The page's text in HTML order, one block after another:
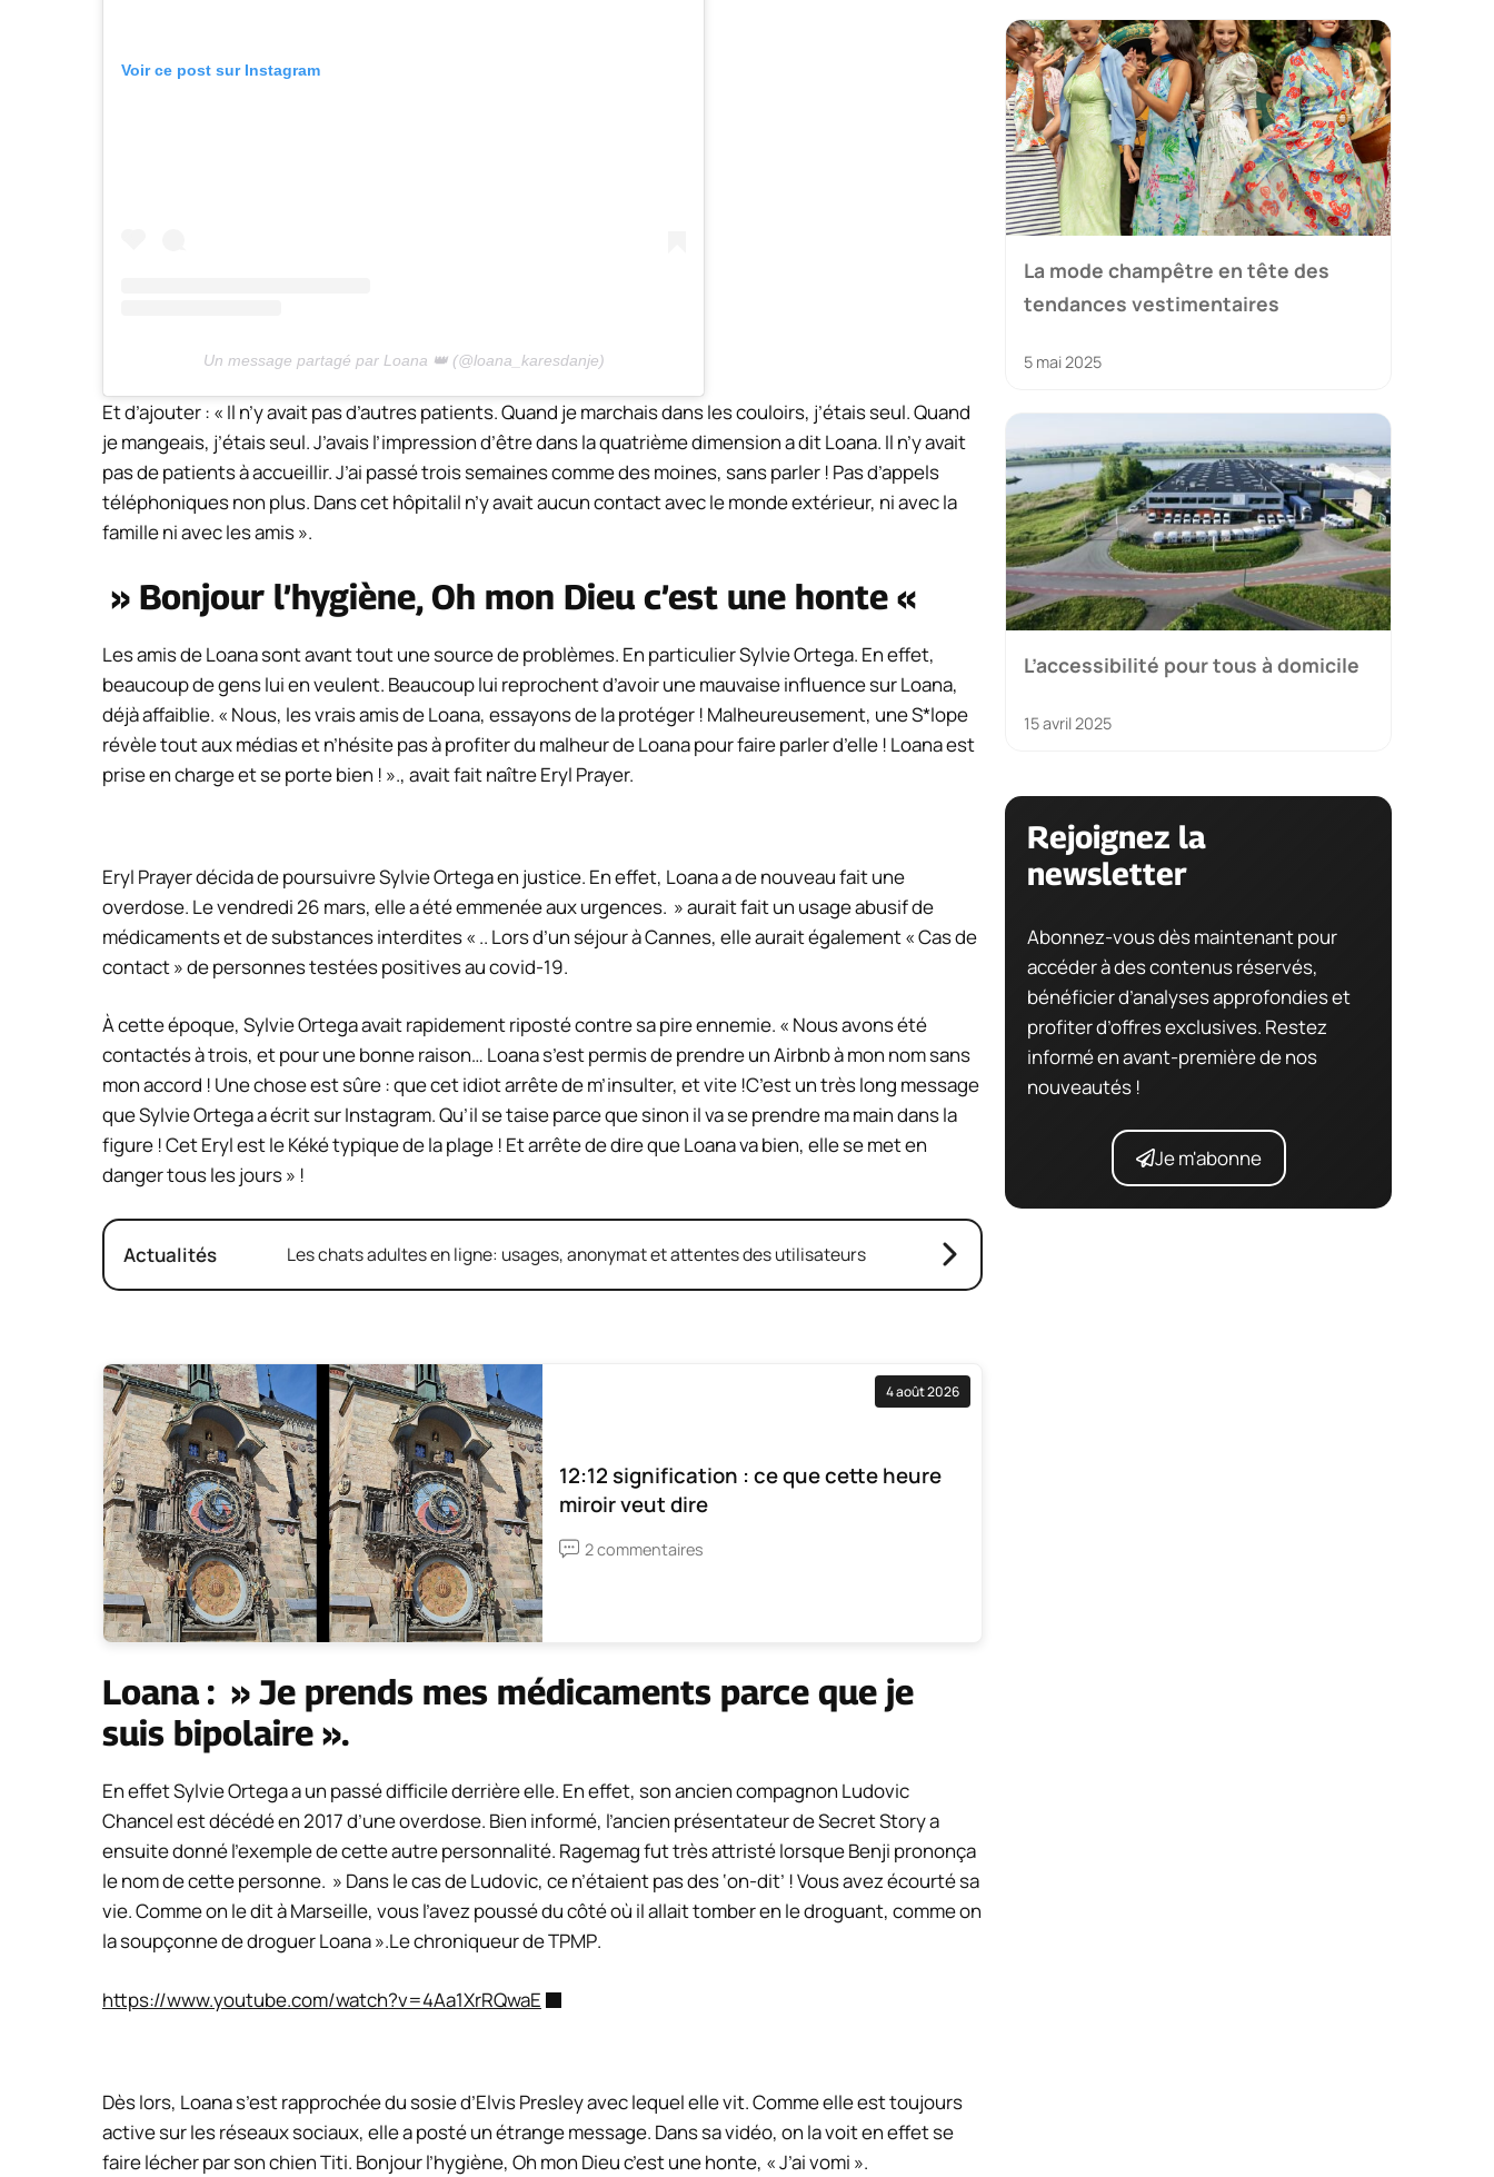
Voir ce post sur Instagram
Un message partagé par Loana 👑 (@loana_karesdanje)
Et d’ajouter : « Il n’y avait pas d’autres patients. Quand je marchais dans les couloirs, j’étais seul. Quand
je mangeais, j’étais seul. J’avais l’impression d’être dans la quatrième dimension a ditLoana. Il n’y avait
pas de patients à accueillir. J’ai passé trois semaines comme des moines, sans parler ! Pas d’appels
téléphoniques non plus. Dans cet hôpitalil n’y avait aucun contact avec le monde extérieur, ni avec la
famille ni avec les amis ».
» Bonjour l’hygiène, Oh mon Dieuc’est une honte «
Les amis de Loana sont avant tout une source de problèmes. En particulierSylvie Ortega. En effet,
beaucoup de gens lui en veulent. Beaucoup lui reprochent d’avoir une mauvaise influence sur Loana,
déjà affaiblie. « Nous, les vrais amis de Loana, essayons de la protéger ! Malheureusement, une S*lope
révèle tout aux médias et n’hésite pas à profiter du malheur de Loana pour faire parler d’elle ! Loana est
prise en charge et se porte bien ! »., avait fait naître Eryl Prayer.
Eryl Prayer décida de poursuivre Sylvie Ortega en justice. En effet, Loana a de nouveau fait une
overdose. Le vendredi 26 mars, elle a été emmenée aux urgences. » aurait fait un usage abusif de
médicaments et de substances interdites « .. Lors d’un séjour à Cannes, elle aurait également« Cas de
contact »de personnes testées positives au covid-19.
À cette époque, Sylvie Ortegaavait rapidement riposté contre sa pire ennemie. « Nous avons été
contactés à trois, et pour une bonne raison… Loana s’est permis de prendre un Airbnb à mon nom sans
mon accord ! Une chose est sûre : que cet idiot arrête de m’insulter, et vite !C’est un très long message
que Sylvie Ortega a écrit sur Instagram.Qu’il se taise parce que sinon il va se prendre ma main dans la
figure ! Cet Eryl est le Kéké typique de la plage ! Et arrête de dire que Loana va bien, elle se met en
danger tous les jours » !
Actualités Les chats adultes en ligne: usages, anonymat et attentes des utilisateurs
4 août 2026
12:12 signification : ce que cette heure
miroir veut dire
2 commentaires
Loana : » Je prends mes médicaments parce que je
suis bipolaire ».
En effetSylvie Ortega a un passé difficile derrière elle. En effet, son ancien compagnon Ludovic
Chancel est décédé en 2017 d’une overdose. Bien informé, l’ancien présentateur deSecret Storya
ensuite donné l’exemple de cette autre personnalité. Ragemagfut très attristé lorsque Benji prononça
le nom de cette personne. » Dans le cas de Ludovic, ce n’étaient pas des ‘on-dit’ ! Vous avez écourté sa
vie. Comme on le dit à Marseille, vous l’avez poussé du côté où il allait tomber en le droguant, comme on
la soupçonne de droguer Loana ».Le chroniqueur deTPMP.
https://www.youtube.com/watch?v=4Aa1XrRQwaE
Dès lors, Loana s’est rapprochée du sosie d’Elvis Presley avec lequel elle vit. Comme elle est toujours
active sur les réseaux sociaux, elle a posté un étrange message. Dans sa vidéo, on la voit en effet se
faire lécher par son chien Titi. Bonjour l’hygiène, Oh mon Dieuc’est une honte, « J’ai vomi ».
La mode champêtre en tête des
tendances vestimentaires
5 mai 2025
L’accessibilité pour tous à domicile
15 avril 2025
Rejoignez la
newsletter
Abonnez-vous dès maintenant pour
accéder à des contenus réservés,
bénéficier d’analyses approfondies et
profiter d’offres exclusives. Restez
informé en avant-première de nos
nouveautés !
Je m'abonne